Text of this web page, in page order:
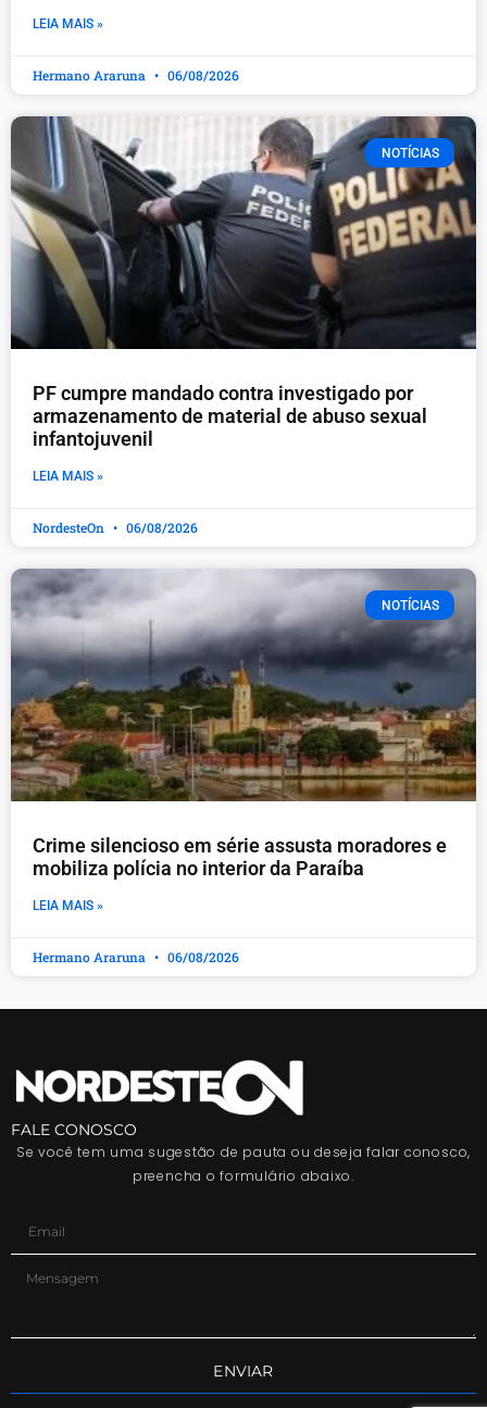
LEIA MAIS »
Hermano Araruna 06/08/2026
NOTÍCIAS
PF cumpre mandado contra investigado por
armazenamento de material de abuso sexual
infantojuvenil
LEIA MAIS »
NordesteOn 06/08/2026
NOTÍCIAS
Crime silencioso em série assusta moradores e
mobiliza polícia no interior da Paraíba
LEIA MAIS »
Hermano Araruna 06/08/2026
FALE CONOSCO
Se você tem uma sugestão de pauta ou deseja falar conosco,
preencha o formulário abaixo.
ENVIAR